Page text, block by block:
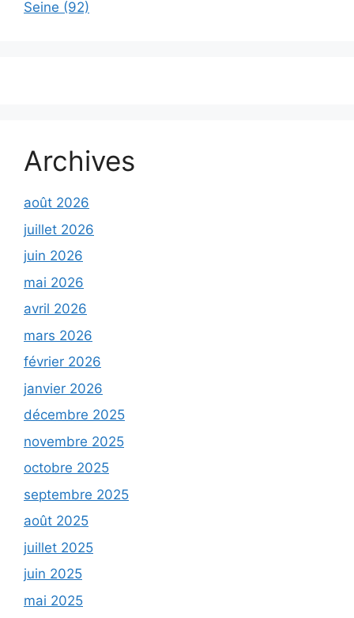
Seine (92)
Archives
août 2026
juillet 2026
juin 2026
mai 2026
avril 2026
mars 2026
février 2026
janvier 2026
décembre 2025
novembre 2025
octobre 2025
septembre 2025
août 2025
juillet 2025
juin 2025
mai 2025